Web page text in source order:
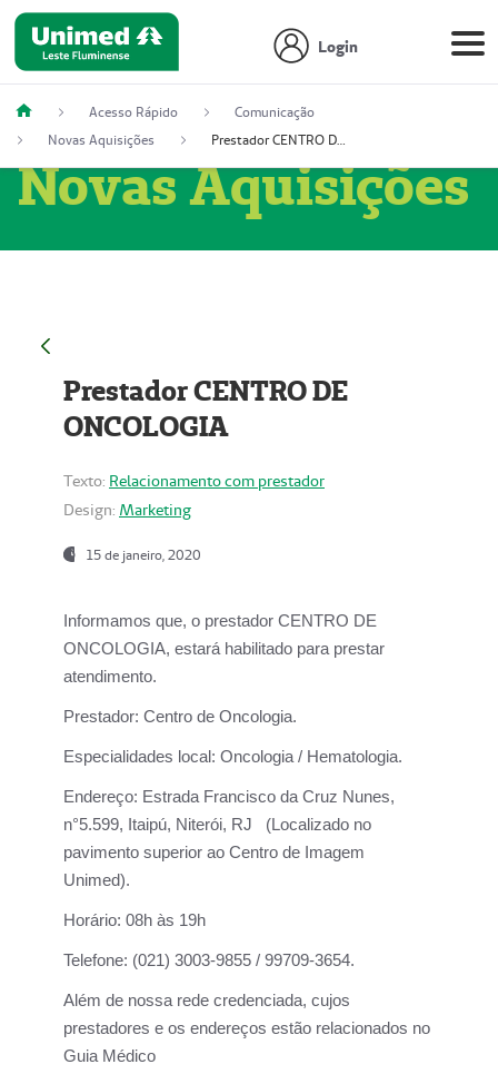
Login
Acesso Rápido
Comunicação
Novas Aquisições
Prestador CENTRO DE ONCOLOGIA
Novas Aquisições
Prestador CENTRO DE
ONCOLOGIA
Texto: Relacionamento com prestador
Design: Marketing
15 de janeiro, 2020
Informamos que, o prestador CENTRO DE
ONCOLOGIA, estará habilitado para prestar
atendimento.
Prestador: Centro de Oncologia.
Especialidades local: Oncologia / Hematologia.
Endereço: Estrada Francisco da Cruz Nunes,
n°5.599, Itaipú, Niterói, RJ (Localizado no
pavimento superior ao Centro de Imagem
Unimed).
Horário: 08h às 19h
Telefone: (021) 3003-9855 / 99709-3654.
Além de nossa rede credenciada, cujos
prestadores e os endereços estão relacionados no
Guia Médico